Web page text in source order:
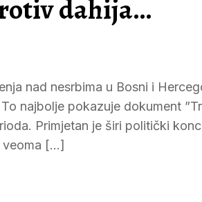
dahija…
nad nesrbima u Bosni i
najbolje pokazuje dokument
Primjetan je širi politički
veoma […]